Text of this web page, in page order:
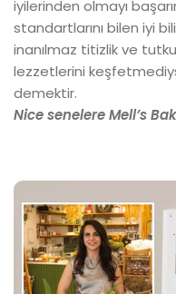
iyilerinden olmayı
standartlarını bilen iyi
inanılmaz titizlik ve
lezzetlerini
demektir.
Nice senelere Mell’s